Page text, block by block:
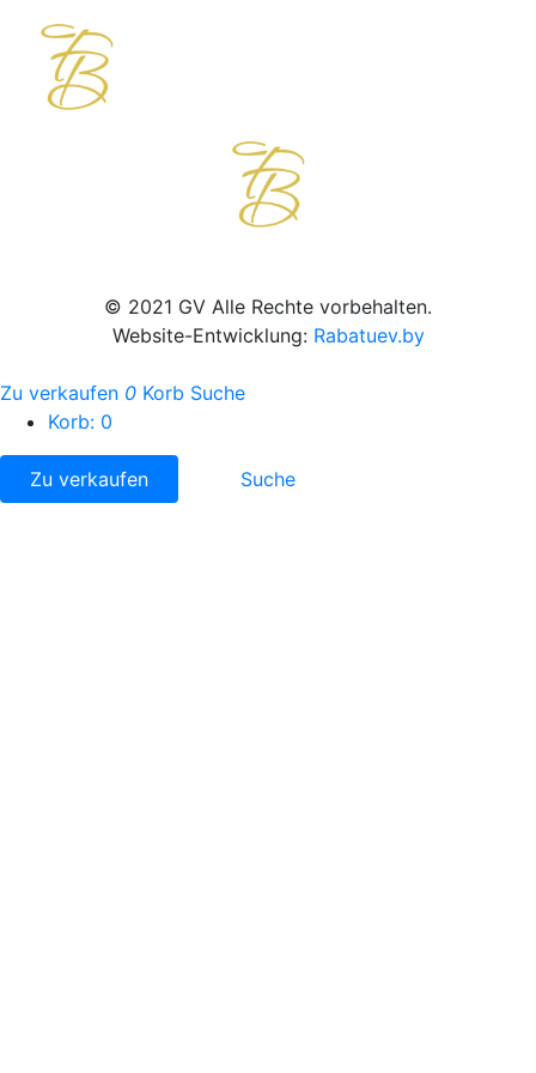
© 2021 GV Alle Rechte vorbehalten.
Website-Entwicklung: Rabatuev.by
Zu verkaufen 0 Korb Suche
Korb: 0
Zu verkaufen Suche